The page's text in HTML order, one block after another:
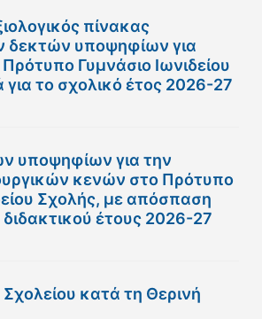
πίνακας
δεκτών υποψηφίων για
Γυμνάσιο Ιωνιδείου
για το σχολικό έτος 2026-27
υποψηφίων για την
κενών στο Πρότυπο
Σχολής, με απόσπαση
διδακτικού έτους 2026-27
Σχολείου κατά τη Θερινή